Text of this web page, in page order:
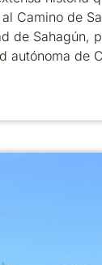
Camino de
de Sahagún,
autónoma de